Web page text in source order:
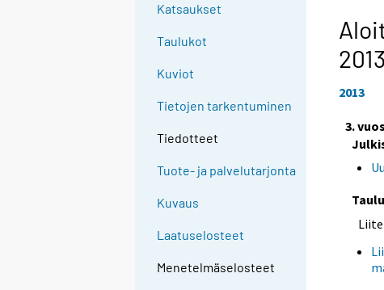
Katsaukset
Taulukot
Kuviot
Tietojen tarkentuminen
Tiedotteet
Tuote- ja palvelutarjonta
Kuvaus
Laatuselosteet
Menetelmäselosteet
2013
3.